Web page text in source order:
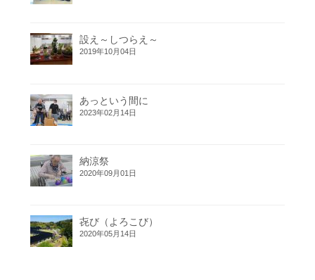
設え～しつらえ～
2019年10月04日
あっという間に
2023年02月14日
納涼祭
2020年09月01日
㐂び（よろこび）
2020年05月14日